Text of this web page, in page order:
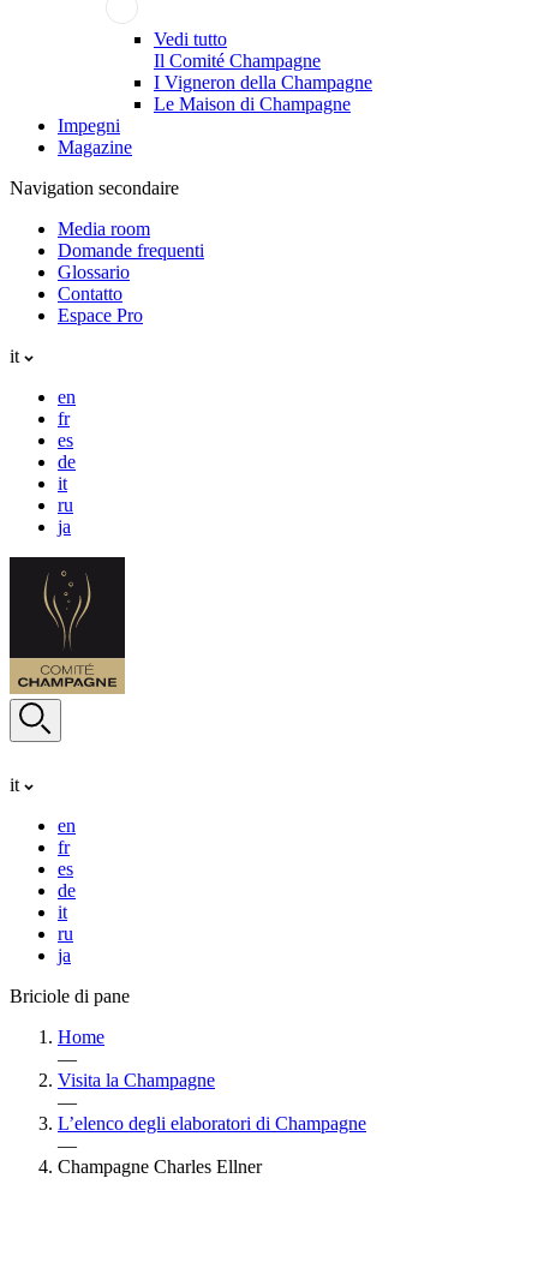
Vedi tutto
Il Comité Champagne
I Vigneron della Champagne
Le Maison di Champagne
Impegni
Magazine
Navigation secondaire
Media room
Domande frequenti
Glossario
Contatto
Espace Pro
it
en
fr
es
de
it
ru
ja
it
en
fr
es
de
it
ru
ja
Briciole di pane
Home
—
Visita la Champagne
—
L’elenco degli elaboratori di Champagne
—
Champagne Charles Ellner